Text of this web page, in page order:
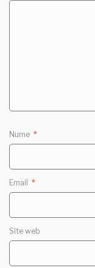
Nume *
Email *
Site web